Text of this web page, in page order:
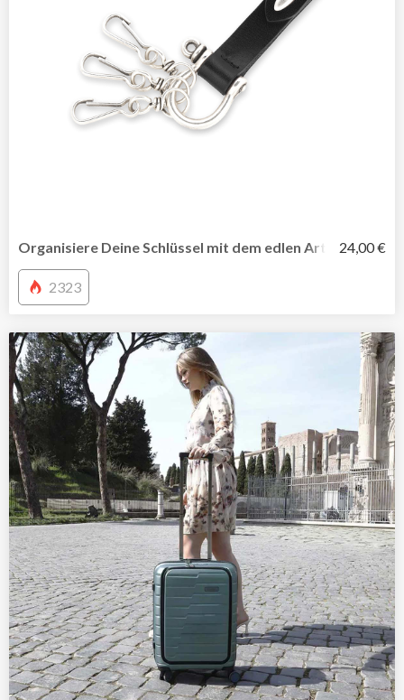
Organisiere Deine Schlüssel mit dem edlen Arthur-24,00 €
2323